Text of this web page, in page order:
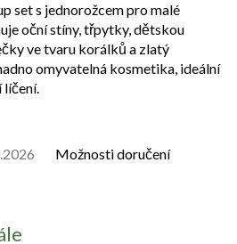
Možnosti doručení
set s jednorožcem pro malé
oční stíny, třpytky, dětskou
ve tvaru korálků a zlatý
omyvatelná kosmetika, ideální
líčení.